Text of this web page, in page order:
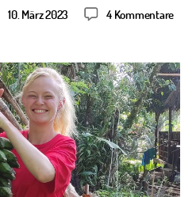
10. März 2023 4 Kommentarezu
und
–
in
(Part
1)